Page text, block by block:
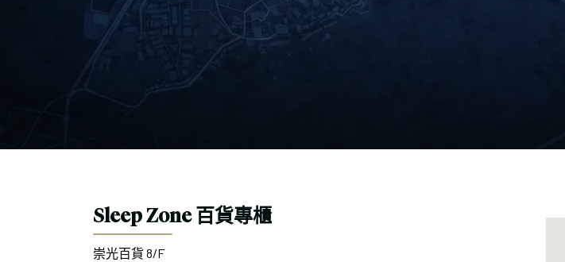
無論在家在外，都擁有宛如身處5星級酒店的豪華睡眠體驗。
Hotel Signature Collection
置身五星級酒店般的至尊體驗，沉浸於極致奢華的酣眠享受。
Sleep Zone 百貨專櫃
崇光百貨 8/F